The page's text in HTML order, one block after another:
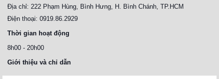
Địa chỉ: 222 Phạm Hùng, Bình Hưng, H. Bình Chánh, TP.HCM
Điện thoại: 0919.86.2929
Thời gian hoạt động
8h00 - 20h00
Giới thiệu và chỉ dẫn